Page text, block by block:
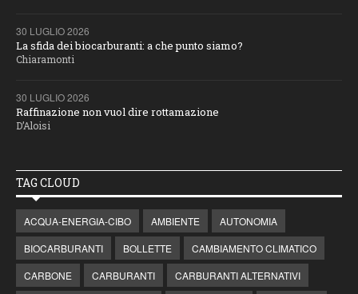
30 LUGLIO 2026
La sfida dei biocarburanti: a che punto siamo?
Chiaramonti
30 LUGLIO 2026
Raffinazione non vuol dire rottamazione
D’Aloisi
TAG CLOUD
ACQUA-ENERGIA-CIBO AMBIENTE
AUTONOMIA
BIOCARBURANTI
BOLLETTE
CAMBIAMENTO CLIMATICO
CARBONE
CARBURANTI
CARBURANTI ALTERNATIVI